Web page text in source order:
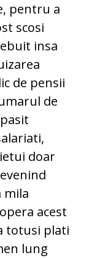
pentru a
scosi
insa
de pensii
de
doar
mila
acest
totusi plati
lung